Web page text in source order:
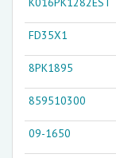
FD35X1
8PK1895
859510300
09-1650